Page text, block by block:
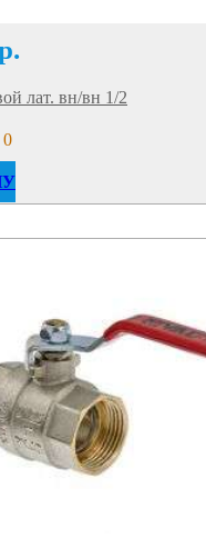
лат. вн/вн 1/2